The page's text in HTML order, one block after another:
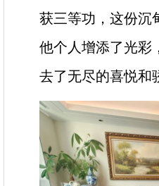
获三等功，这份沉
他个人增添了光彩
去了无尽的喜悦和